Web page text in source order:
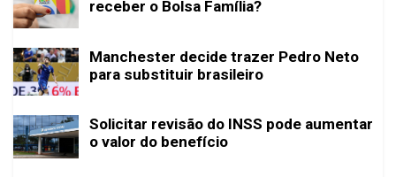
receber o Bolsa Família?
Manchester decide trazer Pedro Neto
para substituir brasileiro
Solicitar revisão do INSS pode aumentar
o valor do benefício